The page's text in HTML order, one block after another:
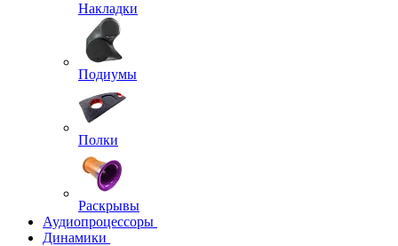
Накладки
Подиумы
Полки
Раскрывы
Аудиопроцессоры
Динамики